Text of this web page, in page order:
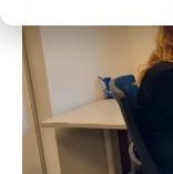
Downloads
Werken bij